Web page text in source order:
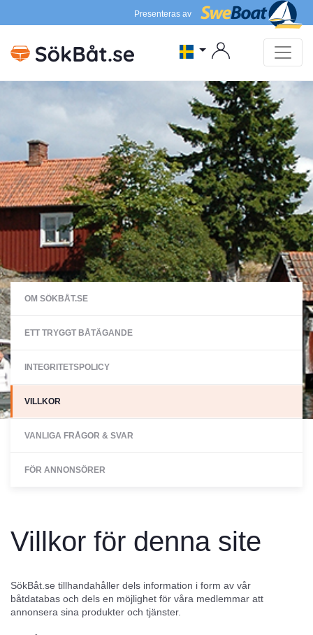
Presenteras av
OM SÖKBÅT.SE
ETT TRYGGT BÅTÄGANDE
INTEGRITETSPOLICY
VILLKOR
VANLIGA FRÅGOR & SVAR
FÖR ANNONSÖRER
Villkor för denna site
SökBåt.se tillhandahåller dels information i form av vår
båtdatabas och dels en möjlighet för våra medlemmar att
annonsera sina produkter och tjänster.